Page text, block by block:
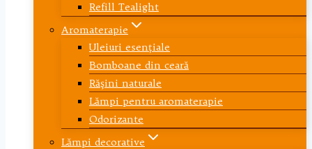
Refill Tealight
Aromaterapie
Uleiuri esenţiale
Bomboane din ceară
Răşini naturale
Lămpi pentru aromaterapie
Odorizante
Lămpi decorative